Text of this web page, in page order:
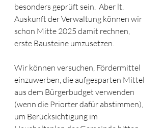
besonders geprüft sein.  Aber lt.
Auskunft der Verwaltung können wir
schon Mitte 2025 damit rechnen,
erste Bausteine umzusetzen.
Wir können versuchen, Fördermittel
einzuwerben, die aufgesparten Mittel
aus dem Bürgerbudget verwenden
(wenn die Priorter dafür abstimmen),
um Berücksichtigung im